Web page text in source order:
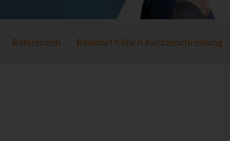
Referenzen Reisdorf Kölsch Kurzbeschreibung